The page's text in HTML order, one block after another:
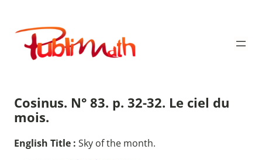
contenu
Publimath
Cosinus. N° 83. p. 32-32. Le ciel du
mois.
English Title : Sky of the month.